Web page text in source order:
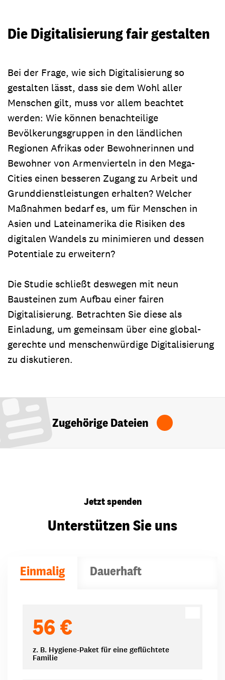
Die Digitalisierung fair gestalten
Bei der Frage, wie sich Digitalisierung so
gestalten lässt, dass sie dem Wohl aller
Menschen gilt, muss vor allem beachtet
werden: Wie können benachteilige
Bevölkerungsgruppen in den ländlichen
Regionen Afrikas oder Bewohnerinnen und
Bewohner von Armenvierteln in den Mega-
Cities einen besseren Zugang zu Arbeit und
Grunddienstleistungen erhalten? Welcher
Maßnahmen bedarf es, um für Menschen in
Asien und Lateinamerika die Risiken des
digitalen Wandels zu minimieren und dessen
Potentiale zu erweitern?
Die Studie schließt deswegen mit neun
Bausteinen zum Aufbau einer fairen
Digitalisierung. Betrachten Sie diese als
Einladung, um gemeinsam über eine global-
gerechte und menschenwürdige Digitalisierung
zu diskutieren.
Zugehörige Dateien
Jetzt spenden
Unterstützen Sie uns
Einmalig Dauerhaft
56 €
z. B. Hygiene-Paket für eine geflüchtete
Familie